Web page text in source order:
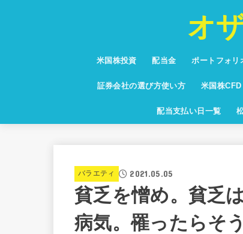
オ
米国株投資
投資信託
少額投資
NISA・つみたてNISA
お得な情報・キャンペーン
保有銘柄紹介
通貨・為替・FX
配当金
米国高配当株ランキング
ポートフォリ
証券会社の選び方使い方 米国株CFD
米国株CFD
配当支払い日一覧
バラエティ 2021.05.05
貧乏を憎め。貧乏
病気。罹ったらそ